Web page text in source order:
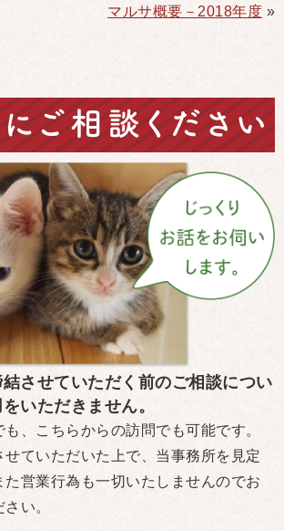
マルサ概要－2018年度 »
させていただく前のご相談につい
いただきません。
、こちらからの訪問でも可能です。
せていただいた上で、当事務所を見定
営業行為も一切いたしませんのでお
い。